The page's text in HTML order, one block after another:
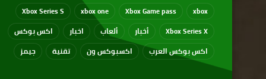
xbox
Xbox Game pass
xbox one
Xbox Series S
Xbox Series X
أخبار ألعاب اخبار
اكس بوكس
اكس بوكس العرب
اكسبوكس ون تقنية جيمز